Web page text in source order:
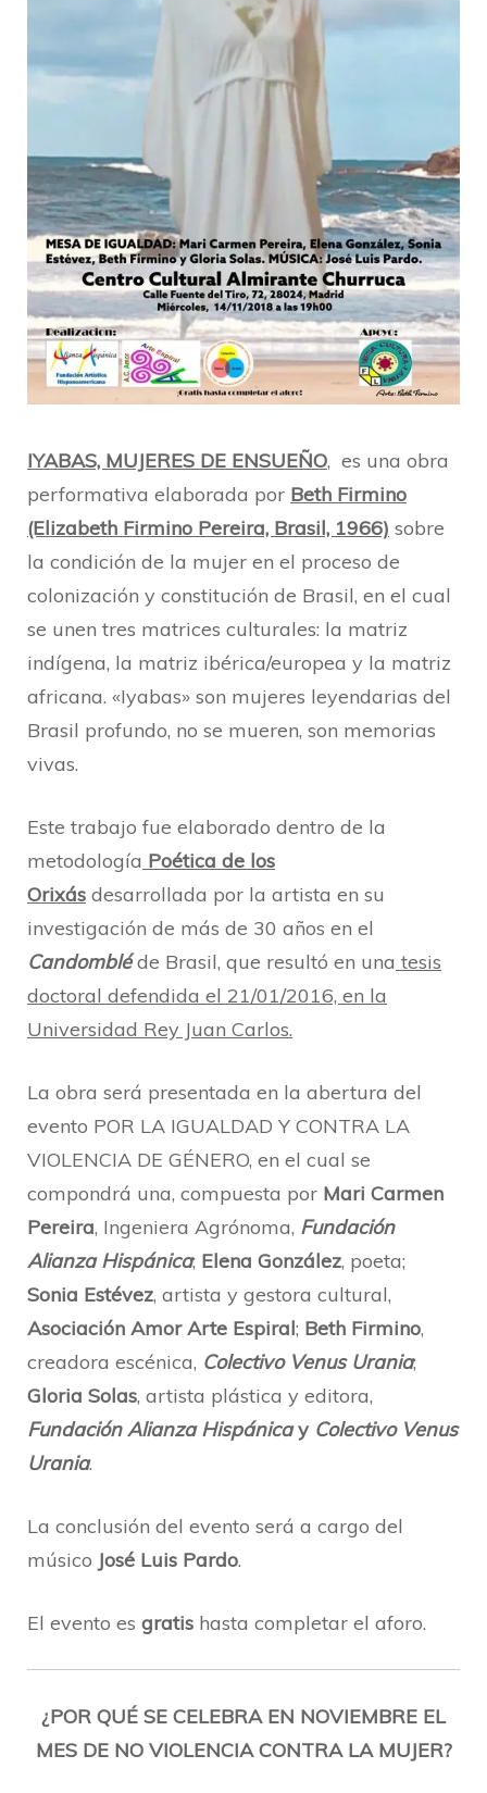
IYABAS, MUJERES DE ENSUEÑO, es una obra
performativa elaborada por Beth Firmino
(Elizabeth Firmino Pereira, Brasil, 1966) sobre
la condición de la mujer en el proceso de
colonización y constitución de Brasil, en el cual
se unen tres matrices culturales: la matriz
indígena, la matriz ibérica/europea y la matriz
africana. «Iyabas» son mujeres leyendarias del
Brasil profundo, no se mueren, son memorias
vivas.
Este trabajo fue elaborado dentro de la
metodología Poética de los
Orixás desarrollada por la artista en su
investigación de más de 30 años en el
Candombléde Brasil, que resultó en una tesis
doctoral defendida el 21/01/2016, en la
Universidad Rey Juan Carlos.
La obra será presentada en la abertura del
evento POR LA IGUALDAD Y CONTRA LA
VIOLENCIA DE GÉNERO, en el cual se
compondrá una, compuesta por Mari Carmen
Pereira, Ingeniera Agrónoma, Fundación
Alianza Hispánica; Elena González, poeta;
Sonia Estévez, artista y gestora cultural,
Asociación Amor Arte Espiral; Beth Firmino,
creadora escénica, Colectivo Venus Urania;
Gloria Solas, artista plástica y editora,
Fundación Alianza Hispánicay Colectivo Venus
Urania.
La conclusión del evento será a cargo del
músico José Luis Pardo.
El evento es gratis hasta completar el aforo.
¿POR QUÉ SE CELEBRA EN NOVIEMBRE EL
MES DE NO VIOLENCIA CONTRA LA MUJER?